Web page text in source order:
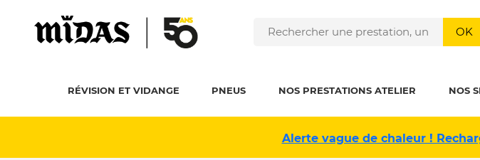
OK
RÉVISION ET VIDANGE PNEUS NOS PRESTATIONS ATELIER NOS
Alerte vague de chaleur !